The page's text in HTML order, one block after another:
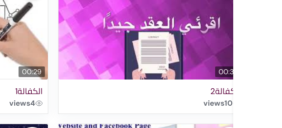
00:30
الكفالة2
10
views
00:29
الكفالة1
4
views